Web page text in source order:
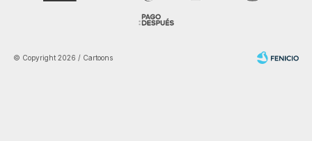
© Copyright 2026 / Cartoons